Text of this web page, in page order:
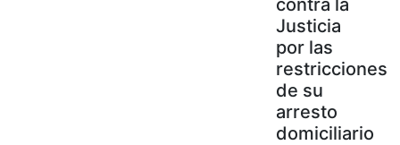
Justicia
por las
restricciones
de su
arresto
domiciliario